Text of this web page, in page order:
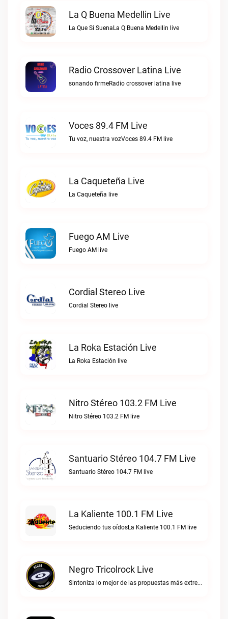
La Q Buena Medellin Live
La Que Si SuenaLa Q Buena Medellin live
Radio Crossover Latina Live
sonando firmeRadio crossover latina live
Voces 89.4 FM Live
Tu voz, nuestra vozVoces 89.4 FM live
La Caqueteña Live
La Caqueteña live
Fuego AM Live
Fuego AM live
Cordial Stereo Live
Cordial Stereo live
La Roka Estación Live
La Roka Estación live
Nitro Stéreo 103.2 FM Live
Nitro Stéreo 103.2 FM live
Santuario Stéreo 104.7 FM Live
Santuario Stéreo 104.7 FM live
La Kaliente 100.1 FM Live
Seduciendo tus oídosLa Kaliente 100.1 FM live
Negro Tricolrock Live
Sintoniza lo mejor de las propuestas más extremas y virtuosas del metal colombianoNegro Tricolrock live